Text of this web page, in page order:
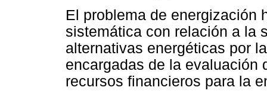
El problema de energización
sistemática con relación a la
alternativas energéticas por
encargadas de la evaluación
recursos financieros para la